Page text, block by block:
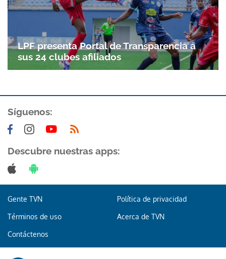
LPF presenta Portal de Transparencia a
sus 24 clubes afiliados
Síguenos:
Descubre nuestras apps:
Gente TVN Política de privacidad
Términos de uso Acerca de TVN
Contáctenos